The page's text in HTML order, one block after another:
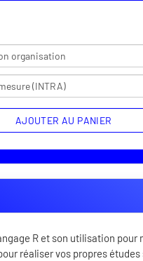
AJOUTER AU PANIER
R et son utilisation pour
réaliser vos propres